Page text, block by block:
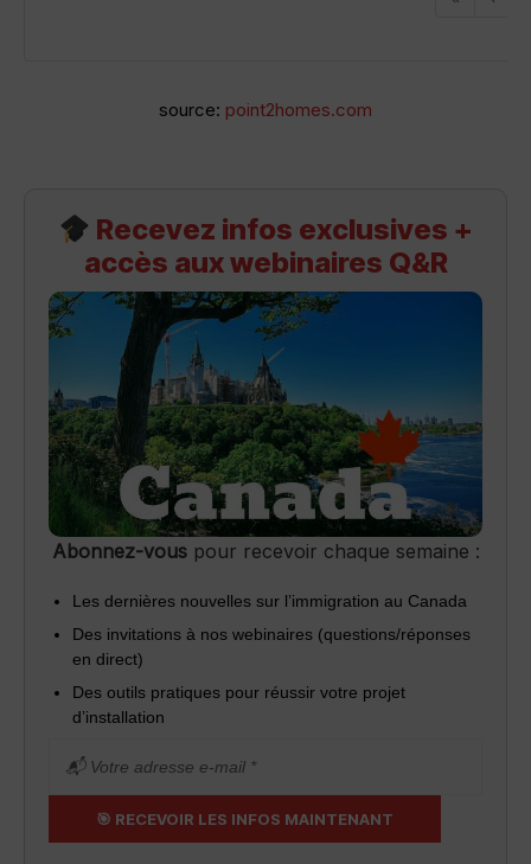
source: point2homes.com
Recevez infos exclusives +
accès aux webinaires Q&R
Abonnez-vouspour recevoir chaque semaine :
Les dernières nouvelles sur l’immigration au Canada
Des invitations à nos webinaires (questions/réponses
en direct)
Des outils pratiques pour réussir votre projet
d’installation